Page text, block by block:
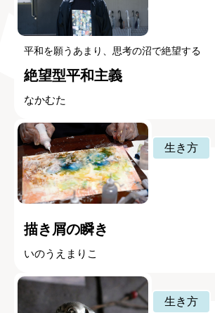
平和を願うあまり、思考の沼で絶望する
絶望型平和主義
なかむた
生き方
描き屑の瞬き
いのうえまりこ
生き方